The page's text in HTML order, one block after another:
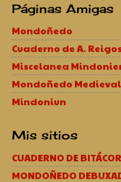
Páginas Amigas
Mondoñedo
Cuaderno de A.
Miscelanea
Mondoñedo Medieval
Mindoniun
Mis sitios
CUADERNO DE
MONDOÑEDO